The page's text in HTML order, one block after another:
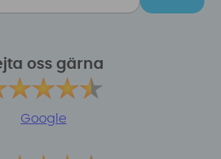
oss gärna
Google